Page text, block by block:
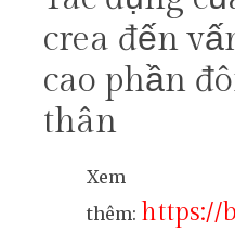
crea đến
cao phần
thân
Xem
thêm: https://